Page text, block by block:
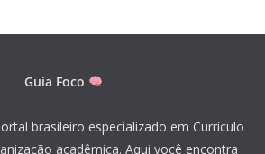
Guia Foco
brasileiro especializado em Currículo
acadêmica. Aqui você encontra